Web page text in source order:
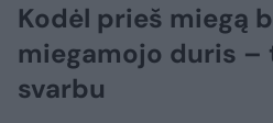
Kodėl prieš miegą
miegamojo duris
svarbu